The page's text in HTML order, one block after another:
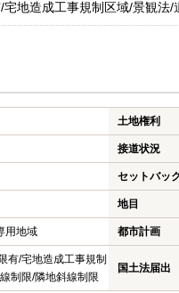
地造成工事規制区域/景観法/
土地権利
接道状況
セットバッ
地目
用地域 都市計画
有/宅地造成工事規制
制限/隣地斜線制限
国土法届出